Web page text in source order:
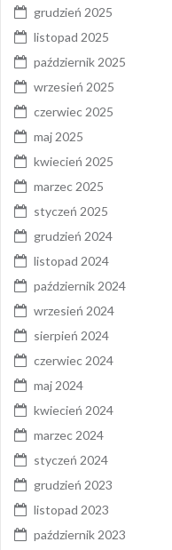
grudzień 2025
listopad 2025
październik 2025
wrzesień 2025
czerwiec 2025
maj 2025
kwiecień 2025
marzec 2025
styczeń 2025
grudzień 2024
listopad 2024
październik 2024
wrzesień 2024
sierpień 2024
czerwiec 2024
maj 2024
kwiecień 2024
marzec 2024
styczeń 2024
grudzień 2023
listopad 2023
październik 2023